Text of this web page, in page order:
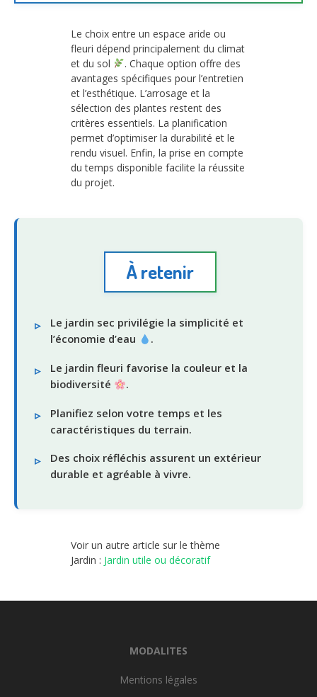
Le choix entre un espace aride ou
fleuri dépend principalement du climat
et du sol
. Chaque option offre des
avantages spécifiques pour l’entretien
et l’esthétique. L’arrosage et la
sélection des plantes restent des
critères essentiels. La planification
permet d’optimiser la durabilité et le
rendu visuel. Enfin, la prise en compte
du temps disponible facilite la réussite
du projet.
À retenir
Le jardin sec privilégie la simplicité et
l’économie d’eau
.
Le jardin fleuri favorise la couleur et la
biodiversité
.
Planifiez selon votre temps et les
caractéristiques du terrain.
Des choix réfléchis assurent un extérieur
durable et agréable à vivre.
Voir un autre article sur le thème
Jardin : Jardin utile ou décoratif
MODALITES
Mentions légales